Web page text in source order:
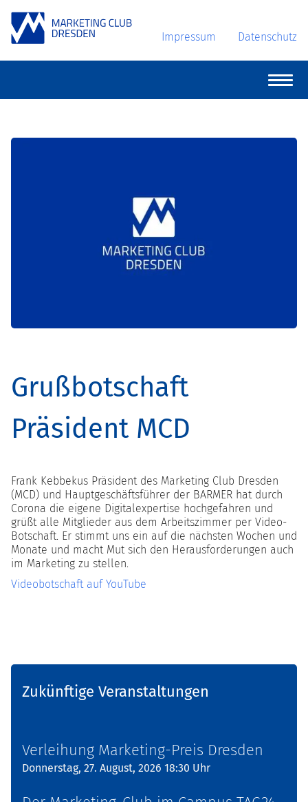
Impressum Datenschutz
Grußbotschaft
Präsident MCD
Frank Kebbekus Präsident des Marketing Club Dresden
(MCD) und Hauptgeschäftsführer der BARMER hat durch
Corona die eigene Digitalexpertise hochgefahren und
grüßt alle Mitglieder aus dem Arbeitszimmer per Video-
Botschaft. Er stimmt uns ein auf die nächsten Wochen und
Monate und macht Mut sich den Herausforderungen auch
im Marketing zu stellen.
Videobotschaft auf YouTube
Zukünftige Veranstaltungen
Verleihung Marketing-Preis Dresden
Donnerstag, 27. August, 2026 18:30 Uhr